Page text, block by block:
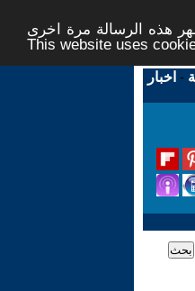
هذه الرسالة مرة اخرى -
This website uses
- اخبار